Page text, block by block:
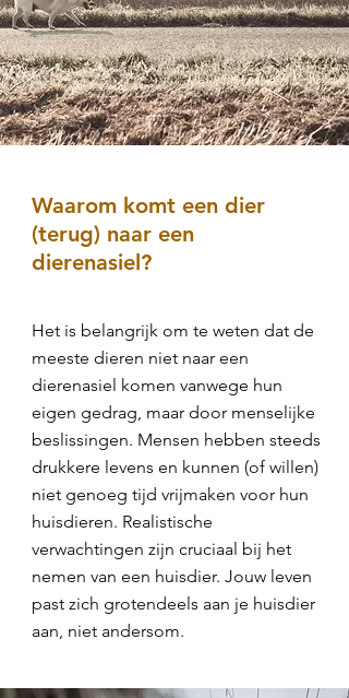
Waarom komt een dier
(terug) naar een
dierenasiel?
Het is belangrijk om te weten dat de
meeste dieren niet naar een
dierenasiel komen vanwege hun
eigen gedrag, maar door menselijke
beslissingen. Mensen hebben steeds
drukkere levens en kunnen (of willen)
niet genoeg tijd vrijmaken voor hun
huisdieren. Realistische
verwachtingen zijn cruciaal bij het
nemen van een huisdier. Jouw leven
past zich grotendeels aan je huisdier
aan, niet andersom.